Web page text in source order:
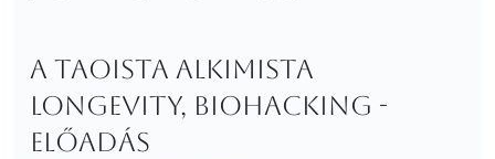
A Taoista Alkimista
Longevity, Biohacking -
Előadás